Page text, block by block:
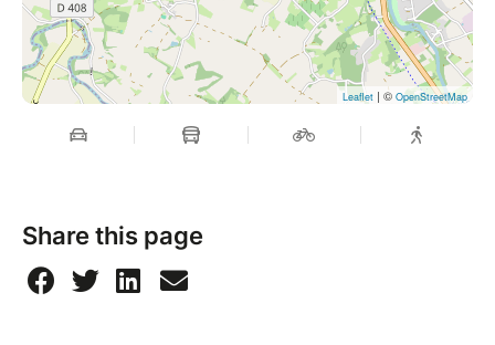
Leaflet | © OpenStreetMap
Share this page